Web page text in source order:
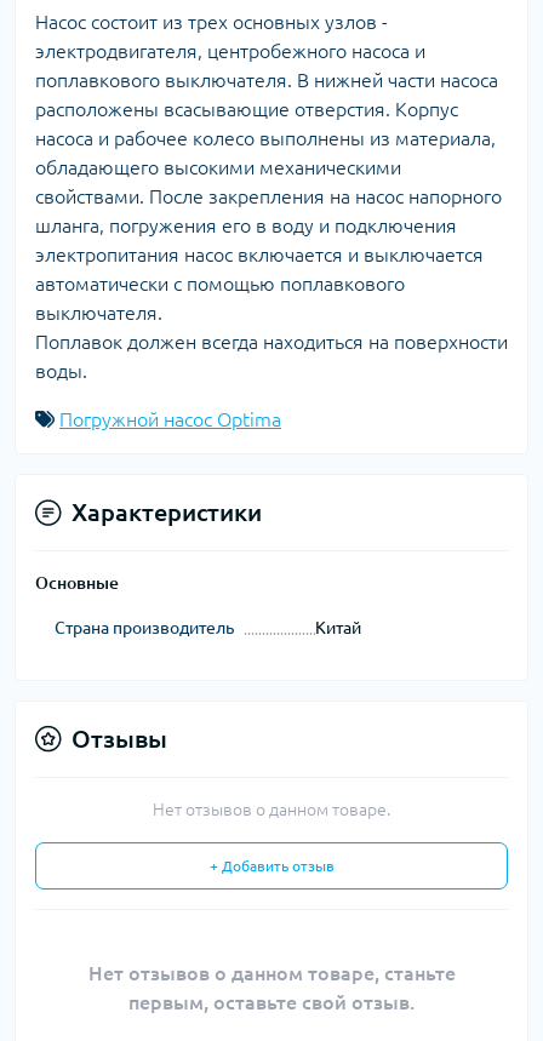
Насос состоит из трех основных узлов -
электродвигателя, центробежного насоса и
поплавкового выключателя. В нижней части насоса
расположены всасывающие отверстия. Корпус
насоса и рабочее колесо выполнены из материала,
обладающего высокими механическими
свойствами. После закрепления на насос напорного
шланга, погружения его в воду и подключения
электропитания насос включается и выключается
автоматически с помощью поплавкового
выключателя.
Поплавок должен всегда находиться на поверхности
воды.
Погружной насос Optima
Характеристики
Основные
Страна производитель Китай
Отзывы
Нет отзывов о данном товаре.
+ Добавить отзыв
Нет отзывов о данном товаре, станьте
первым, оставьте свой отзыв.